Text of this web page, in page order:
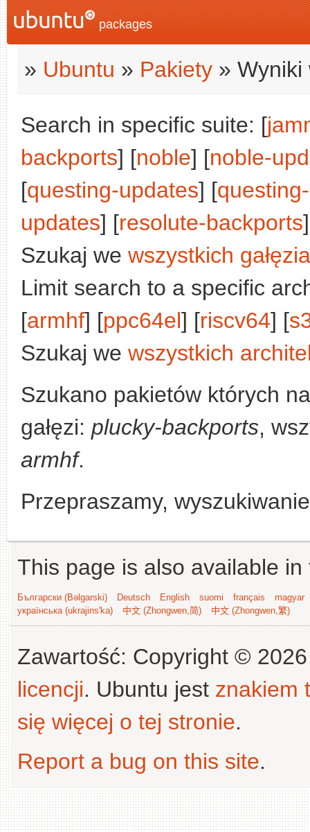
packages
» Ubuntu » Pakiety » Wyniki
Search in specific suite: [
backports] [noble] [noble-
[questing-updates] [
updates] [resolute-backports
Szukaj we wszystkich
Limit search to a specific
[armhf] [ppc64el] [riscv64] [
Szukaj we wszystkich
Szukano pakietów których
gałęzi: plucky-backports,
armhf.
Przepraszamy,
This page is also available
Български (Bəlgarski) Deutsch English suomi français
magyar
українська (ukrajins'ka)
中文 (Zhongwen,简) 中文 (Zhongwen,繁)
Zawartość: Copyright ©
licencji. Ubuntu jest znakiem
się więcej o tej stronie.
Report a bug on this site.